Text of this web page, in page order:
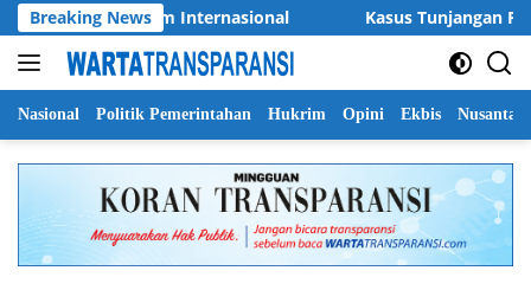
Langsung
ke
konten
Breaking News
Pramusim Internasional Kasus Tunjangan
Nasional Politik Pemerintahan Hukrim Opini Ekbis Nusantara